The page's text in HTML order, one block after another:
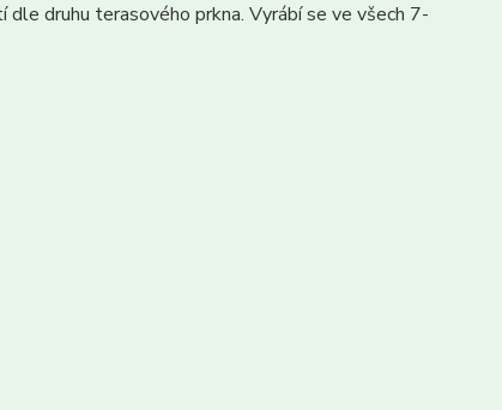
druhu terasového prkna. Vyrábí se ve všech 7-